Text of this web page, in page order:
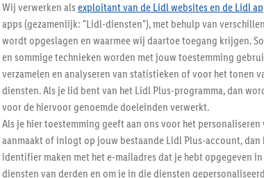
Wij verwerken als exploitant van de Lidl websites en de Lidl
apps (gezamenlijk: "Lidl-diensten"), met behulp van
wordt opgeslagen en waarmee wij daartoe toegang krijgen.
en sommige technieken worden met jouw toestemming
verzamelen en analyseren van statistieken of voor het tonen
diensten. Als je lid bent van het Lidl Plus-programma, dan
voor de hiervoor genoemde doeleinden verwerkt.
Als je hier toestemming geeft aan ons voor het
aanmaakt of inlogt op jouw bestaande Lidl Plus-account,
identifier maken met het e-mailadres dat je hebt opgegeven
diensten van derden en om je in die diensten